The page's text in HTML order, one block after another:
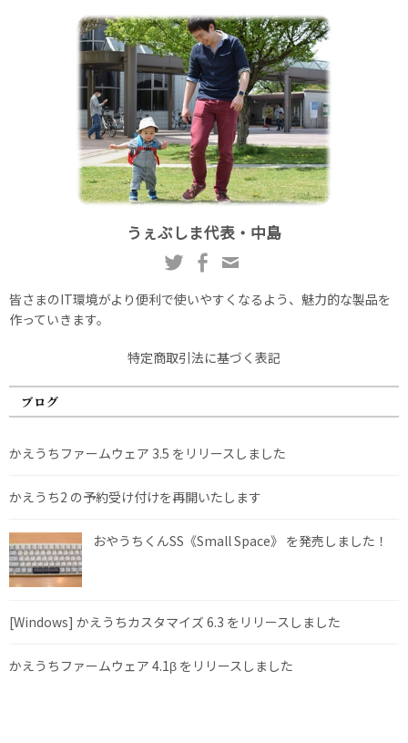
うぇぶしま代表・中島
皆さまのIT環境がより便利で使いやすくなるよう、魅力的な製品を
作っていきます。
特定商取引法に基づく表記
ブログ
かえうちファームウェア 3.5 をリリースしました
かえうち2 の予約受け付けを再開いたします
おやうちくんSS《Small Space》 を発売しました！
[Windows] かえうちカスタマイズ 6.3 をリリースしました
かえうちファームウェア 4.1β をリリースしました